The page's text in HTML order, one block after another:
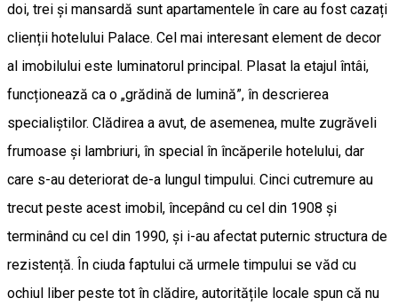
doi, trei și mansardă sunt apartamentele în care au fost cazați
clienții hotelului Palace. Cel mai interesant element de decor
al imobilului este luminatorul principal. Plasat la etajul întâi,
funcționează ca o „grădină de lumină”, în descrierea
specialiștilor. Clădirea a avut, de asemenea, multe zugrăveli
frumoase și lambriuri, în special în încăperile hotelului, dar
care s-au deteriorat de-a lungul timpului. Cinci cutremure au
trecut peste acest imobil, începând cu cel din 1908 și
terminând cu cel din 1990, și i-au afectat puternic structura de
rezistență. În ciuda faptului că urmele timpului se văd cu
ochiul liber peste tot în clădire, autoritățile locale spun că nu